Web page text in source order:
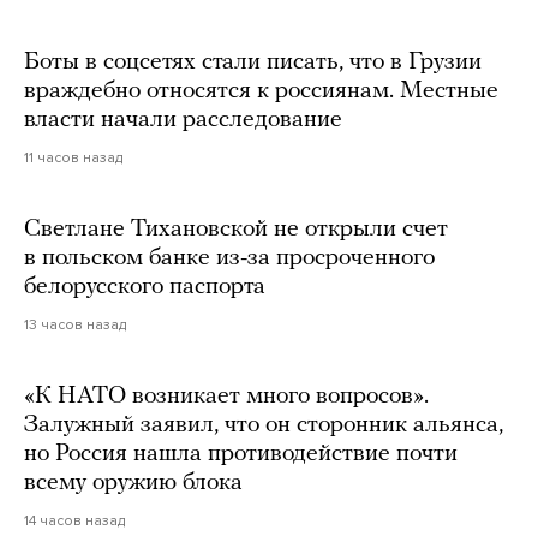
Боты в соцсетях стали писать, что в Грузии
враждебно относятся к россиянам. Местные
власти начали расследование
11 часов назад
Светлане Тихановской не открыли счет
в польском банке из-за просроченного
белорусского паспорта
13 часов назад
«К НАТО возникает много вопросов».
Залужный заявил, что он сторонник альянса,
но Россия нашла противодействие почти
всему оружию блока
14 часов назад